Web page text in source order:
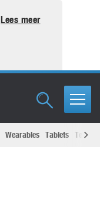
Lees meer
Wearables Tablets